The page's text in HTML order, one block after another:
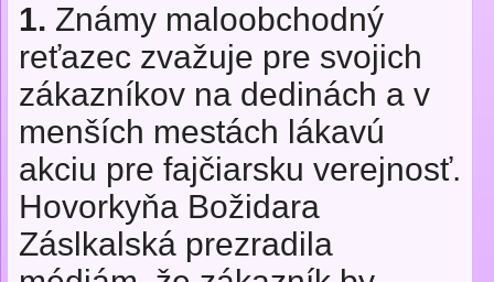
1. Známy maloobchodný
reťazec zvažuje pre svojich
zákazníkov na dedinách a v
menších mestách lákavú
akciu pre fajčiarsku verejnosť.
Hovorkyňa Božidara
Záslkalská prezradila